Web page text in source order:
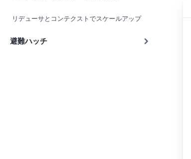
リデューサとコンテクストでスケールアップ
避難ハッチ